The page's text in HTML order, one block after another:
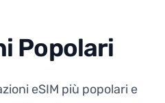
Popolari
eSIM più popolari e